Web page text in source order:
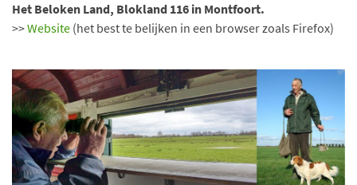
Het Beloken Land, Blokland 116 in Montfoort.
>>Website (het best te belijken in een browser zoals Firefox)